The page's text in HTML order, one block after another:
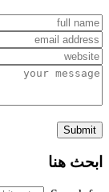
ابحث هنا